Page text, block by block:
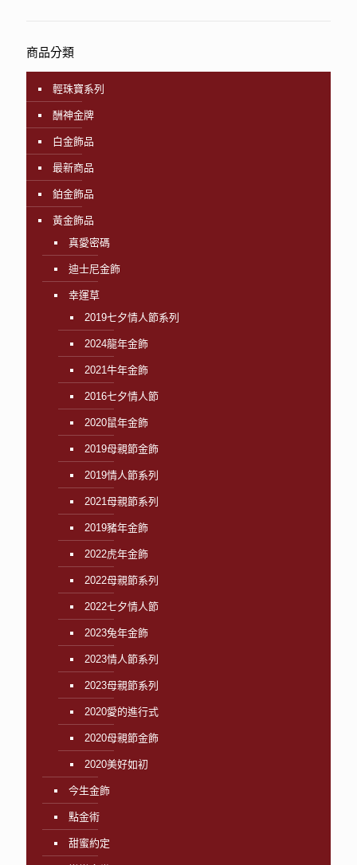
商品分類
輕珠寶系列
酬神金牌
白金飾品
最新商品
鉑金飾品
黃金飾品
真愛密碼
迪士尼金飾
幸運草
2019七夕情人節系列
2024龍年金飾
2021牛年金飾
2016七夕情人節
2020鼠年金飾
2019母親節金飾
2019情人節系列
2021母親節系列
2019豬年金飾
2022虎年金飾
2022母親節系列
2022七夕情人節
2023兔年金飾
2023情人節系列
2023母親節系列
2020愛的進行式
2020母親節金飾
2020美好如初
今生金飾
點金術
甜蜜約定